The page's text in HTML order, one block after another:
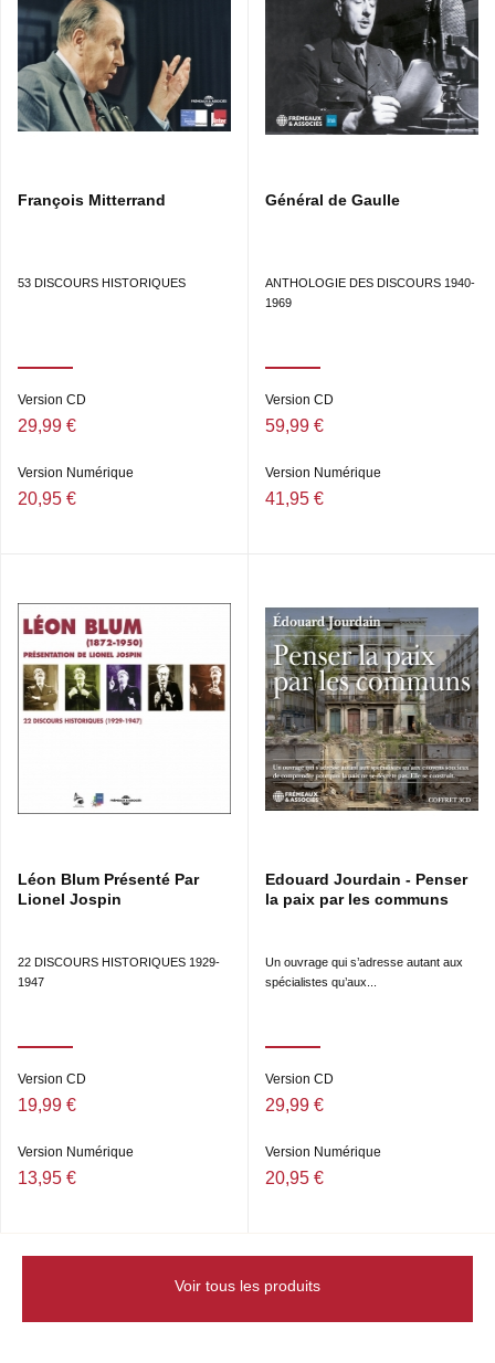
François Mitterrand
53 DISCOURS HISTORIQUES
Version CD
29,99 €
Version Numérique
20,95 €
Général de Gaulle
ANTHOLOGIE DES DISCOURS 1940-
1969
Version CD
59,99 €
Version Numérique
41,95 €
Léon Blum Présenté Par
Lionel Jospin
22 DISCOURS HISTORIQUES 1929-
1947
Version CD
19,99 €
Version Numérique
13,95 €
Edouard Jourdain - Penser
la paix par les communs
Un ouvrage qui s’adresse autant aux
spécialistes qu’aux...
Version CD
29,99 €
Version Numérique
20,95 €
Voir tous les produits